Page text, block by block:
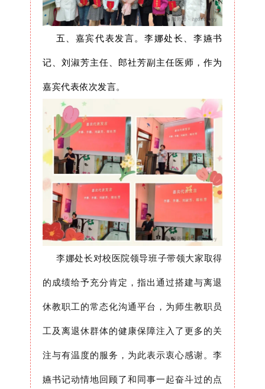
五、嘉宾代表发言。李娜处长、李嬿书
记、刘淑芳主任、郎社芳副主任医师，作为
嘉宾代表依次发言。
李娜处长对校医院领导班子带领大家取得
的成绩给予充分肯定，指出通过搭建与离退
休教职工的常态化沟通平台，为师生教职员
工及离退休群体的健康保障注入了更多的关
注与有温度的服务，为此表示衷心感谢。李
嬿书记动情地回顾了和同事一起奋斗过的点